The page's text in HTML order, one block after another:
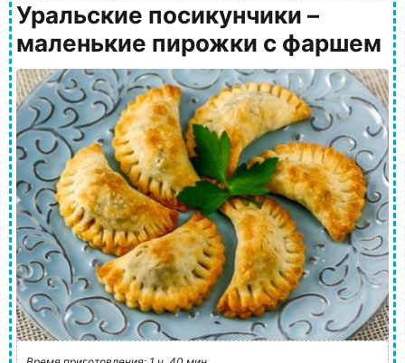
Уральские посикунчики –
маленькие пирожки с фаршем